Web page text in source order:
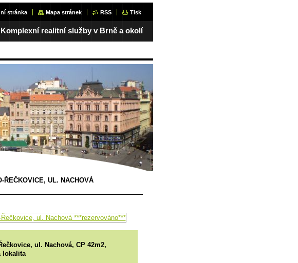
stránka Mapa stránek RSS Tisk
Komplexní realitní služby v Brně a okolí
ŘEČKOVICE, UL. NACHOVÁ
ul. Nachová, CP 42m2,
lokalita